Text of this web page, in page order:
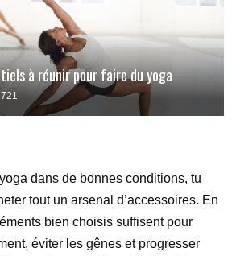
à réunir pour faire du yoga
dans de bonnes conditions, tu
tout un arsenal d’accessoires. En
bien choisis suffisent pour
éviter les gênes et progresser